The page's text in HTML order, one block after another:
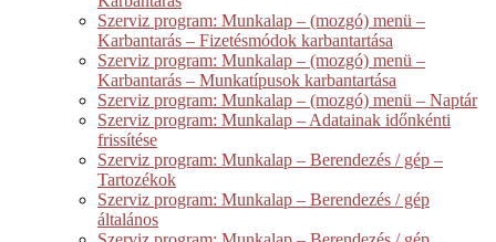
Szerviz program: Munkalap – (mozgó) menü –
Karbantarás – Fizetésmódok karbantartása
Szerviz program: Munkalap – (mozgó) menü –
Karbantarás – Munkatípusok karbantartása
Szerviz program: Munkalap – (mozgó) menü – Naptár
Szerviz program: Munkalap – Adatainak időnkénti
frissítése
Szerviz program: Munkalap – Berendezés / gép –
Tartozékok
Szerviz program: Munkalap – Berendezés / gép
általános